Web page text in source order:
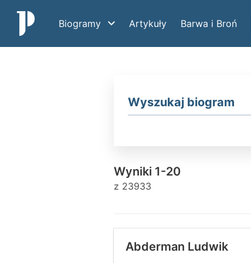
Biogramy Artykuły Barwa i Broń
Szukana fraza
1. pp LP 12
1. puł LP
Wyniki 1-20
z 23933
Abderman Ludwik